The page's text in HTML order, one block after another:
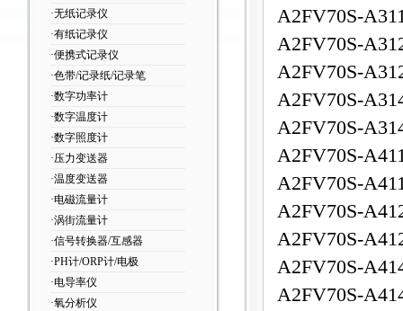
·无纸记录仪
·有纸记录仪
·便携式记录仪
·色带/记录纸/记录笔
·数字功率计
·数字温度计
·数字照度计
·压力变送器
·温度变送器
·电磁流量计
·涡街流量计
·信号转换器/互感器
·PH计/ORP计/电极
·电导率仪
·氧分析仪
A2FV70S-
A2FV70S-
A2FV70S-
A2FV70S-
A2FV70S-
A2FV70S-
A2FV70S-
A2FV70S-
A2FV70S-
A2FV70S-
A2FV70S-